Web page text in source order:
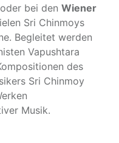
oder bei den Wiener
Sri Chinmoys
Begleitet werden
Vapushtara
des
Sri Chinmoy
Musik.